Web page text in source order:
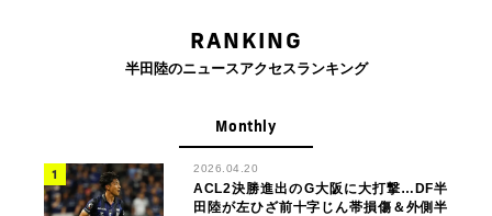
RANKING
半田陸のニュースアクセスランキング
Monthly
2026.04.20
ACL2決勝進出のG大阪に大打撃…DF半
田陸が左ひざ前十字じん帯損傷＆外側半